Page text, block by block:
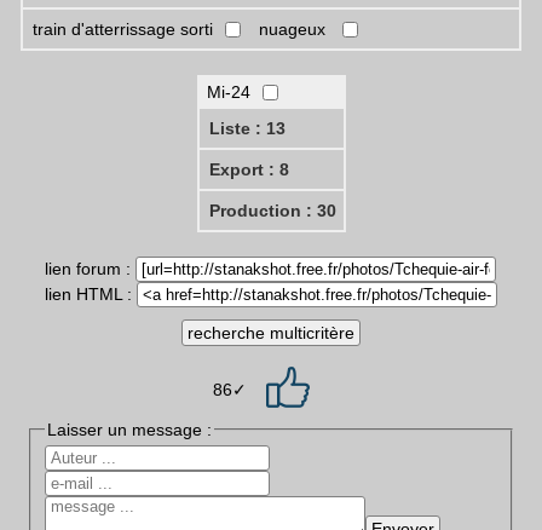
train d'atterrissage sorti nuageux
Mi-24
Liste : 13
Export : 8
Production : 30
lien forum :
lien HTML :
86✓
Laisser un message :